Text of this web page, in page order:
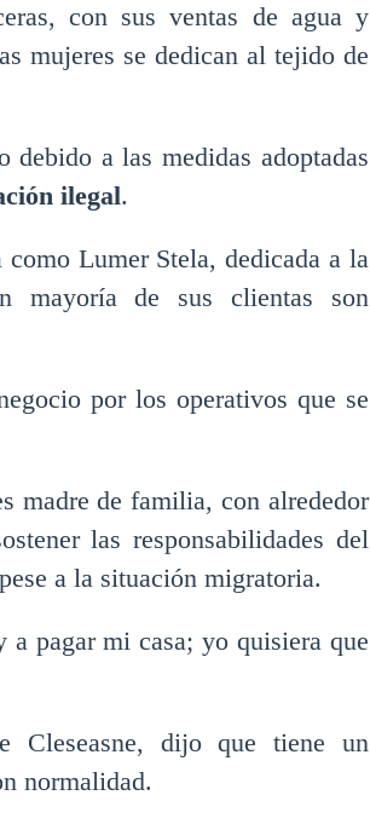
con sus ventas de agua y
mujeres se dedican al tejido de
a las medidas adoptadas
ilegal.
Lumer Stela, dedicada a la
mayoría de sus clientas son
por los operativos que se
madre de familia, con alrededor
las responsabilidades del
a la situación migratoria.
pagar mi casa; yo quisiera que
Cleseasne, dijo que tiene un
normalidad.